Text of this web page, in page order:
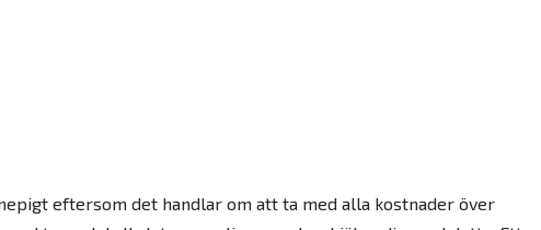
eftersom det handlar om att ta med alla kostnader över